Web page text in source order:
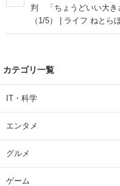
判 「ちょうどいい大き
（1/5） | ライフ ねとら
カテゴリ一覧
IT・科学
エンタメ
グルメ
ゲーム